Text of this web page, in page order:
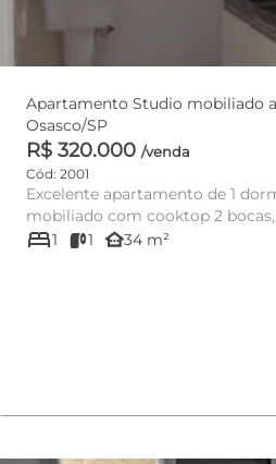
Apartamento Studio mobiliado a
Osasco/SP
R$ 320.000 /venda
Cód: 2001
Excelente apartamento de 1
mobiliado com cooktop 2
cama de c...
bed1 1 other_houses34 m²